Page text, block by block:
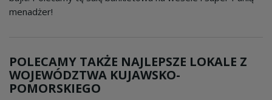
menadżer!
POLECAMY TAKŻE NAJLEPSZE LOKALE Z
WOJEWÓDZTWA KUJAWSKO-
POMORSKIEGO